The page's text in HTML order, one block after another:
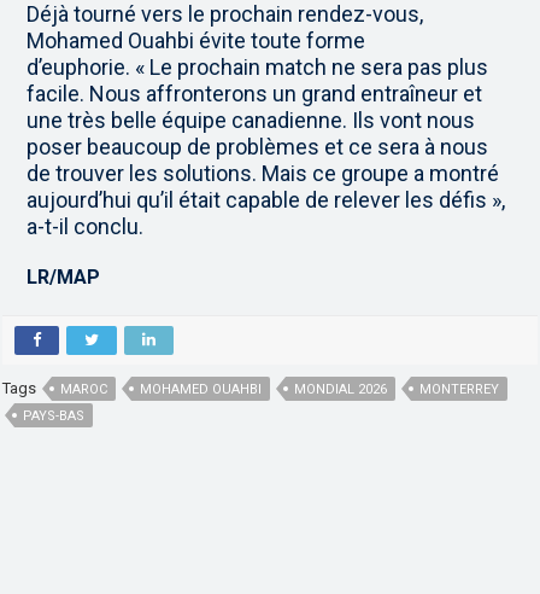
Déjà tourné vers le prochain rendez-vous,
Mohamed Ouahbi évite toute forme
d’euphorie. « Le prochain match ne sera pas plus
facile. Nous affronterons un grand entraîneur et
une très belle équipe canadienne. Ils vont nous
poser beaucoup de problèmes et ce sera à nous
de trouver les solutions. Mais ce groupe a montré
aujourd’hui qu’il était capable de relever les défis »,
a-t-il conclu.
LR/MAP
Tags MAROC MOHAMED OUAHBI MONDIAL 2026
MONTERREY
PAYS-BAS